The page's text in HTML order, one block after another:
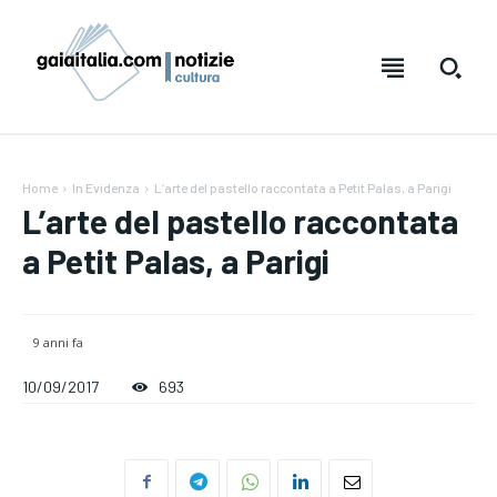
Home In Evidenza L’arte del pastello raccontata a Petit Palas, a Parigi
L’arte del pastello raccontata
a Petit Palas, a Parigi
9 anni fa
10/09/2017 693